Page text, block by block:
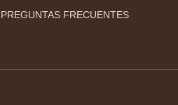
PREGUNTAS FRECUENTES